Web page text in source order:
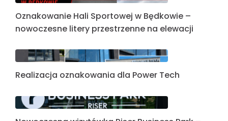
Oznakowanie Hali Sportowej w Będkowie –
nowoczesne litery przestrzenne na elewacji
Realizacja oznakowania dla Power Tech